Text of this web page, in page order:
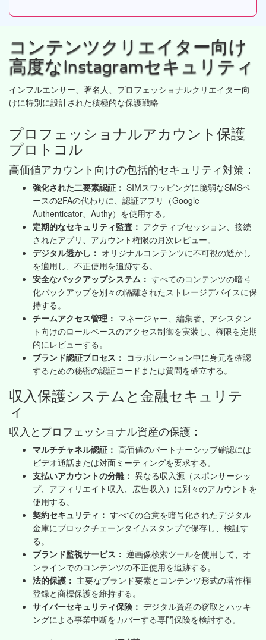
コンテンツクリエイター向け
高度なInstagramセキュリティ
インフルエンサー、著名人、プロフェッショナルクリエイター向
けに特別に設計された積極的な保護戦略
プロフェッショナルアカウント保護
プロトコル
高価値アカウント向けの包括的セキュリティ対策：
強化された二要素認証： SIMスワッピングに脆弱なSMSベ
ースの2FAの代わりに、認証アプリ（Google
Authenticator、Authy）を使用する。
定期的なセキュリティ監査： アクティブセッション、接続
されたアプリ、アカウント権限の月次レビュー。
デジタル透かし： オリジナルコンテンツに不可視の透かし
を適用し、不正使用を追跡する。
安全なバックアップシステム： すべてのコンテンツの暗号
化バックアップを別々の隔離されたストレージデバイスに保
持する。
チームアクセス管理： マネージャー、編集者、アシスタン
ト向けのロールベースのアクセス制御を実装し、権限を定期
的にレビューする。
ブランド認証プロセス： コラボレーション中に身元を確認
するための秘密の認証コードまたは質問を確立する。
収入保護システムと金融セキュリテ
ィ
収入とプロフェッショナル資産の保護：
マルチチャネル認証： 高価値のパートナーシップ確認には
ビデオ通話または対面ミーティングを要求する。
支払いアカウントの分離： 異なる収入源（スポンサーシッ
プ、アフィリエイト収入、広告収入）に別々のアカウントを
使用する。
契約セキュリティ： すべての合意を暗号化されたデジタル
金庫にブロックチェーンタイムスタンプで保存し、検証す
る。
ブランド監視サービス： 逆画像検索ツールを使用して、オ
ンラインでのコンテンツの不正使用を追跡する。
法的保護： 主要なブランド要素とコンテンツ形式の著作権
登録と商標保護を維持する。
サイバーセキュリティ保険： デジタル資産の窃取とハッキ
ングによる事業中断をカバーする専門保険を検討する。